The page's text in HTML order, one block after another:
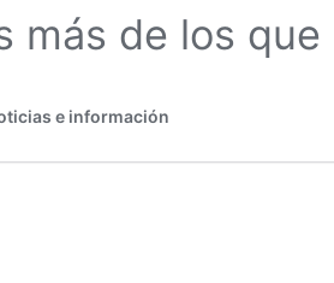
más de los
e información